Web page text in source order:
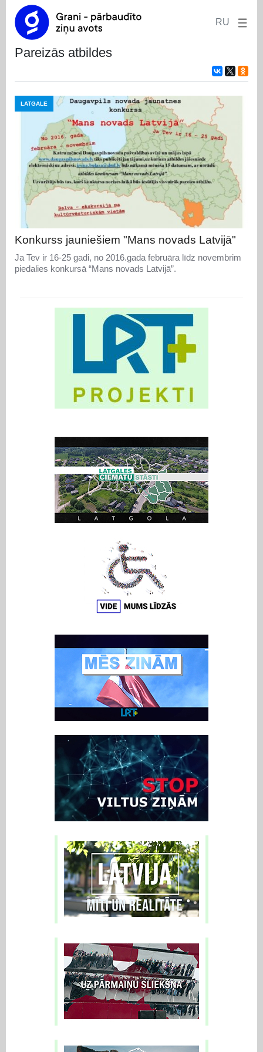
RU
pareizās atbildes
LATGALE
Konkurss jauniešiem "Mans novads Latvijā"
Ja Tev ir 16-25 gadi, no 2016.gada februāra līdz novembrim
piedalies konkursā “Mans novads Latvijā”.